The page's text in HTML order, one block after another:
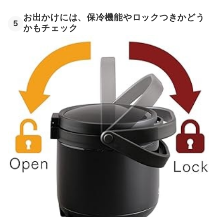
5
お出かけには、保冷機能やロックつきかどう
かもチェック